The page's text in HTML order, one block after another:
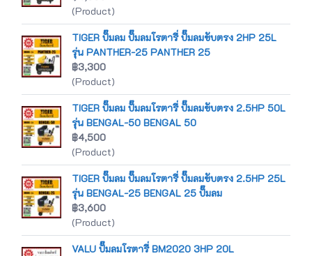
(Product)
TIGER ปั๊มลม ปั๊มลมโรตารี่ ปั๊มลมขับตรง 2HP 25L
รุ่น PANTHER-25 PANTHER 25
฿3,300
(Product)
TIGER ปั๊มลม ปั๊มลมโรตารี่ ปั๊มลมขับตรง 2.5HP 50L
รุ่น BENGAL-50 BENGAL 50
฿4,500
(Product)
TIGER ปั๊มลม ปั๊มลมโรตารี่ ปั๊มลมขับตรง 2.5HP 25L
รุ่น BENGAL-25 BENGAL 25 ปั๊มลม
฿3,600
(Product)
VALU ปั๊มลมโรตารี่ BM2020 3HP 20L